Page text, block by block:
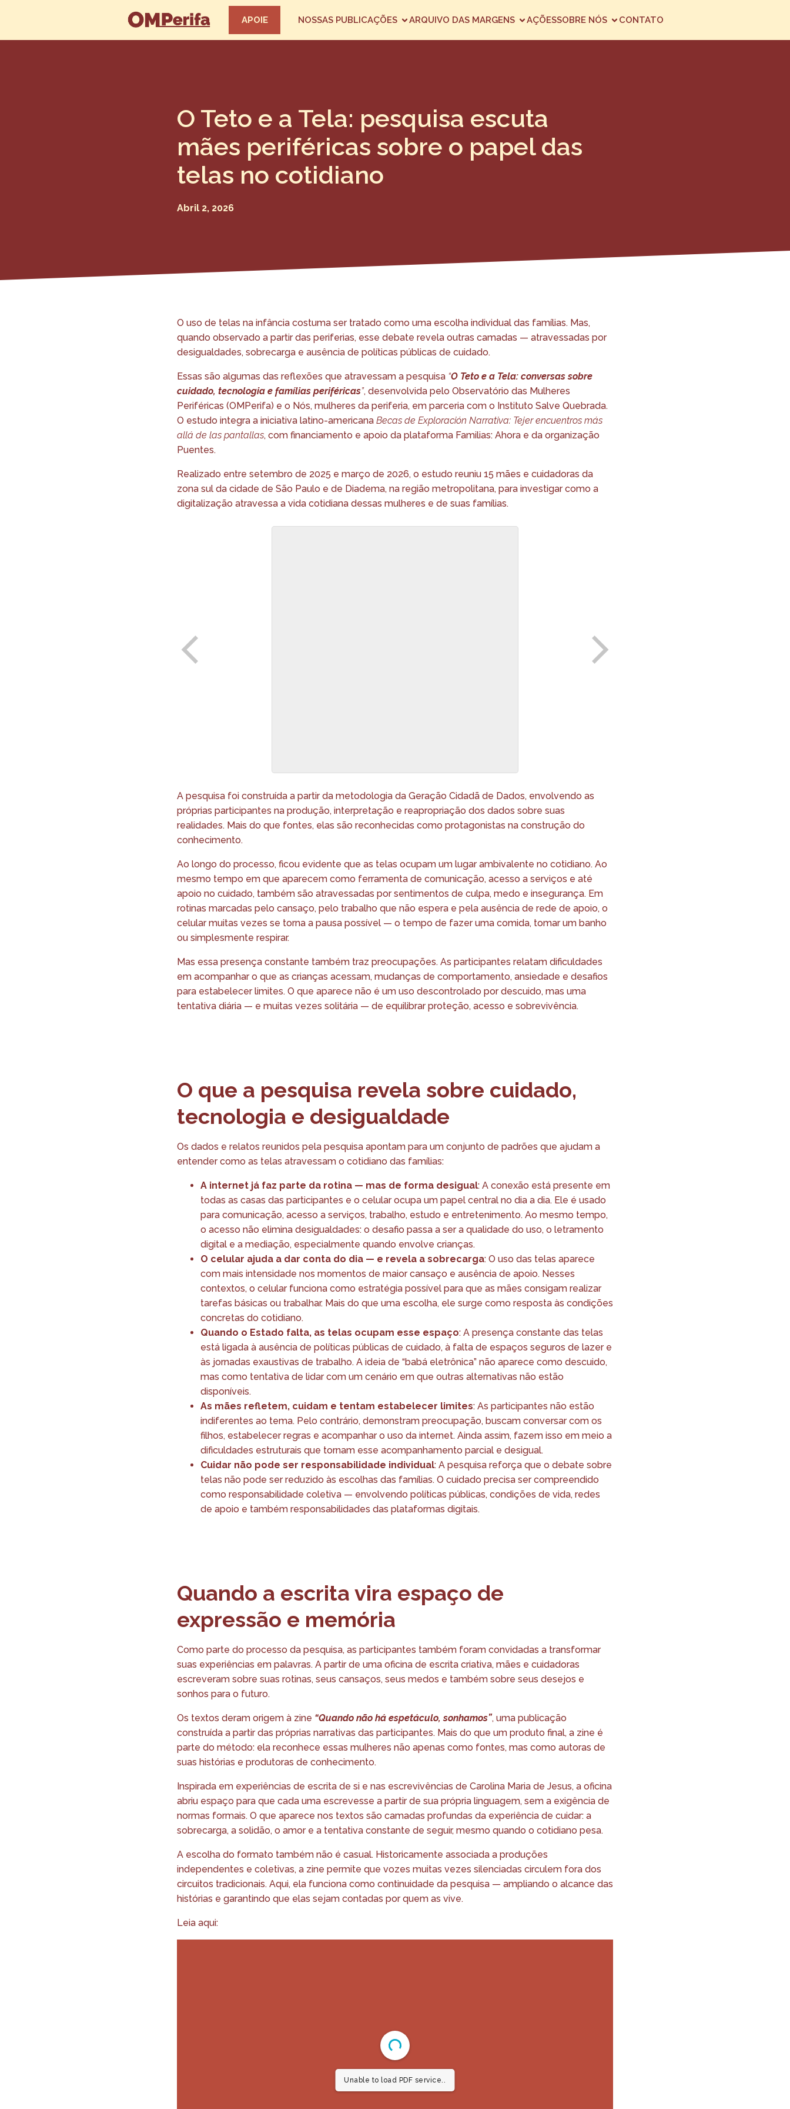
APOIE NOSSAS PUBLICAÇÕES ARQUIVO DAS MARGENS AÇÕESSOBRE NÓS CONTATO
O Teto e a Tela: pesquisa escuta
mães periféricas sobre o papel das
telas no cotidiano
Abril 2, 2026
O uso de telas na infância costuma ser tratado como uma escolha individual das famílias. Mas,
quando observado a partir das periferias, esse debate revela outras camadas — atravessadas por
desigualdades, sobrecarga e ausência de políticas públicas de cuidado.
Essas são algumas das reflexões que atravessam a pesquisa “O Teto e a Tela: conversas sobre
cuidado, tecnologia e famílias periféricas”, desenvolvida pelo Observatório das Mulheres
Periféricas (OMPerifa) e o Nós, mulheres da periferia, em parceria com o Instituto Salve Quebrada.
O estudo integra a iniciativa latino-americana Becas de Exploración Narrativa: Tejer encuentros más
allá de las pantallas, com financiamento e apoio da plataforma Familias: Ahora e da organização
Puentes.
Realizado entre setembro de 2025 e março de 2026, o estudo reuniu 15 mães e cuidadoras da
zona sul da cidade de São Paulo e de Diadema, na região metropolitana, para investigar como a
digitalização atravessa a vida cotidiana dessas mulheres e de suas famílias.
A pesquisa foi construída a partir da metodologia da Geração Cidadã de Dados, envolvendo as
próprias participantes na produção, interpretação e reapropriação dos dados sobre suas
realidades. Mais do que fontes, elas são reconhecidas como protagonistas na construção do
conhecimento.
Ao longo do processo, ficou evidente que as telas ocupam um lugar ambivalente no cotidiano. Ao
mesmo tempo em que aparecem como ferramenta de comunicação, acesso a serviços e até
apoio no cuidado, também são atravessadas por sentimentos de culpa, medo e insegurança. Em
rotinas marcadas pelo cansaço, pelo trabalho que não espera e pela ausência de rede de apoio, o
celular muitas vezes se torna a pausa possível — o tempo de fazer uma comida, tomar um banho
ou simplesmente respirar.
Mas essa presença constante também traz preocupações. As participantes relatam dificuldades
em acompanhar o que as crianças acessam, mudanças de comportamento, ansiedade e desafios
para estabelecer limites. O que aparece não é um uso descontrolado por descuido, mas uma
tentativa diária — e muitas vezes solitária — de equilibrar proteção, acesso e sobrevivência.
O que a pesquisa revela sobre cuidado,
tecnologia e desigualdade
Os dados e relatos reunidos pela pesquisa apontam para um conjunto de padrões que ajudam a
entender como as telas atravessam o cotidiano das famílias:
A internet já faz parte da rotina — mas de forma desigual: A conexão está presente em
todas as casas das participantes e o celular ocupa um papel central no dia a dia. Ele é usado
para comunicação, acesso a serviços, trabalho, estudo e entretenimento. Ao mesmo tempo,
o acesso não elimina desigualdades: o desafio passa a ser a qualidade do uso, o letramento
digital e a mediação, especialmente quando envolve crianças.
O celular ajuda a dar conta do dia — e revela a sobrecarga: O uso das telas aparece
com mais intensidade nos momentos de maior cansaço e ausência de apoio. Nesses
contextos, o celular funciona como estratégia possível para que as mães consigam realizar
tarefas básicas ou trabalhar. Mais do que uma escolha, ele surge como resposta às condições
concretas do cotidiano.
Quando o Estado falta, as telas ocupam esse espaço: A presença constante das telas
está ligada à ausência de políticas públicas de cuidado, à falta de espaços seguros de lazer e
às jornadas exaustivas de trabalho. A ideia de “babá eletrônica” não aparece como descuido,
mas como tentativa de lidar com um cenário em que outras alternativas não estão
disponíveis.
As mães refletem, cuidam e tentam estabelecer limites: As participantes não estão
indiferentes ao tema. Pelo contrário, demonstram preocupação, buscam conversar com os
filhos, estabelecer regras e acompanhar o uso da internet. Ainda assim, fazem isso em meio a
dificuldades estruturais que tornam esse acompanhamento parcial e desigual.
Cuidar não pode ser responsabilidade individual: A pesquisa reforça que o debate sobre
telas não pode ser reduzido às escolhas das famílias. O cuidado precisa ser compreendido
como responsabilidade coletiva — envolvendo políticas públicas, condições de vida, redes
de apoio e também responsabilidades das plataformas digitais.
Quando a escrita vira espaço de
expressão e memória
Como parte do processo da pesquisa, as participantes também foram convidadas a transformar
suas experiências em palavras. A partir de uma oficina de escrita criativa, mães e cuidadoras
escreveram sobre suas rotinas, seus cansaços, seus medos e também sobre seus desejos e
sonhos para o futuro.
Os textos deram origem à zine “Quando não há espetáculo, sonhamos”, uma publicação
construída a partir das próprias narrativas das participantes. Mais do que um produto final, a zine é
parte do método: ela reconhece essas mulheres não apenas como fontes, mas como autoras de
suas histórias e produtoras de conhecimento.
Inspirada em experiências de escrita de si e nas escrevivências de Carolina Maria de Jesus, a oficina
abriu espaço para que cada uma escrevesse a partir de sua própria linguagem, sem a exigência de
normas formais. O que aparece nos textos são camadas profundas da experiência de cuidar: a
sobrecarga, a solidão, o amor e a tentativa constante de seguir, mesmo quando o cotidiano pesa.
A escolha do formato também não é casual. Historicamente associada a produções
independentes e coletivas, a zine permite que vozes muitas vezes silenciadas circulem fora dos
circuitos tradicionais. Aqui, ela funciona como continuidade da pesquisa — ampliando o alcance das
histórias e garantindo que elas sejam contadas por quem as vive.
Leia aqui:
Unable to load PDF service..